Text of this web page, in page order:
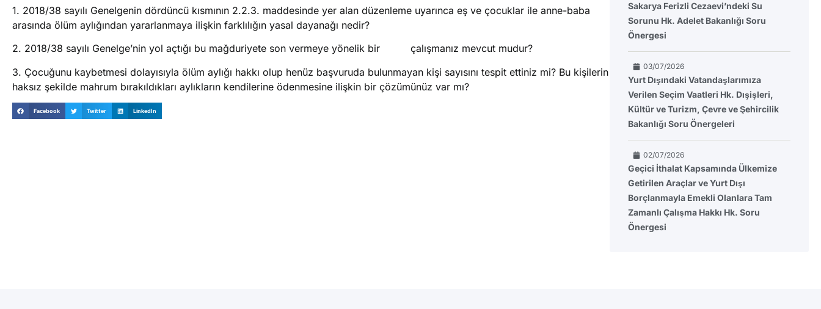
1. 2018/38 sayılı Genelgenin dördüncü kısmının 2.2.3. maddesinde yer alan düzenleme uyarınca eş ve çocuklar ile anne-baba
arasında ölüm aylığından yararlanmaya ilişkin farklılığın yasal dayanağı nedir?
2. 2018/38 sayılı Genelge’nin yol açtığı bu mağduriyete son vermeye yönelik bir çalışmanız mevcut mudur?
3. Çocuğunu kaybetmesi dolayısıyla ölüm aylığı hakkı olup henüz başvuruda bulunmayan kişi sayısını tespit ettiniz mi? Bu kişilerin
haksız şekilde mahrum bırakıldıkları aylıkların kendilerine ödenmesine ilişkin bir çözümünüz var mı?
Facebook Twitter LinkedIn
Sakarya Ferizli Cezaevi’ndeki Su
Sorunu Hk. Adelet Bakanlığı Soru
Önergesi
03/07/2026
Yurt Dışındaki Vatandaşlarımıza
Verilen Seçim Vaatleri Hk. Dışişleri,
Kültür ve Turizm, Çevre ve Şehircilik
Bakanlığı Soru Önergeleri
02/07/2026
Geçici İthalat Kapsamında Ülkemize
Getirilen Araçlar ve Yurt Dışı
Borçlanmayla Emekli Olanlara Tam
Zamanlı Çalışma Hakkı Hk. Soru
Önergesi